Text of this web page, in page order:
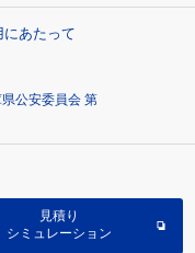
にあたって
公安委員会 第
見積り
シミュレーション